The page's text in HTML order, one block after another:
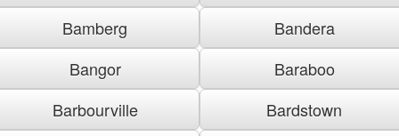
Bamberg
Bandera
Bangor
Baraboo
Barbourville
Bardstown